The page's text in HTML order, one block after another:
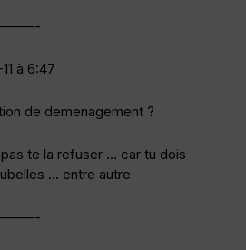
à 6:47
de demenagement ?
te la refuser … car tu dois
… entre autre